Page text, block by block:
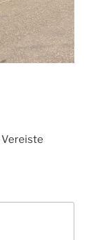
Vereiste